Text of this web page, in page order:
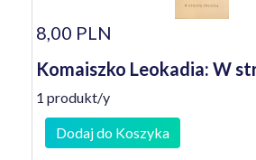
8,00 PLN
Komaiszko Leokadia: W
1 produkt/y
Dodaj do Koszyka